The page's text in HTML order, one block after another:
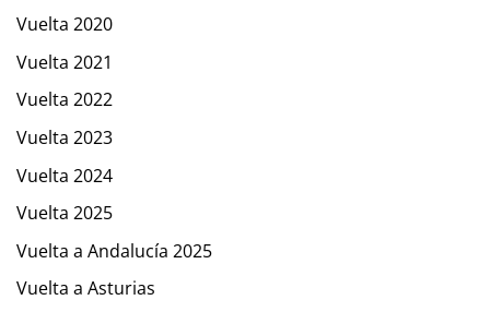
Vuelta 2020
Vuelta 2021
Vuelta 2022
Vuelta 2023
Vuelta 2024
Vuelta 2025
Vuelta a Andalucía 2025
Vuelta a Asturias